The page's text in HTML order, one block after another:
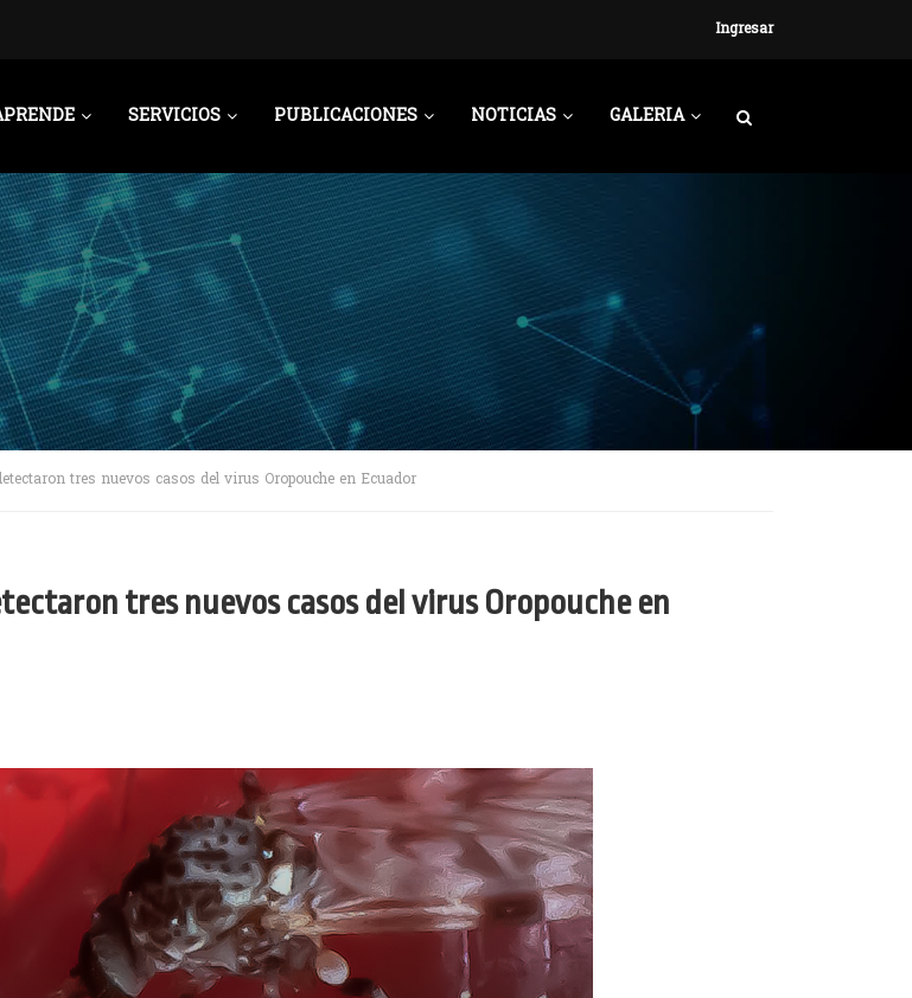
Ingresar
SERVICIOS PUBLICACIONES NOTICIAS GALERIA
tres nuevos casos del virus Oropouche en Ecuador
tres nuevos casos del virus Oropouche en